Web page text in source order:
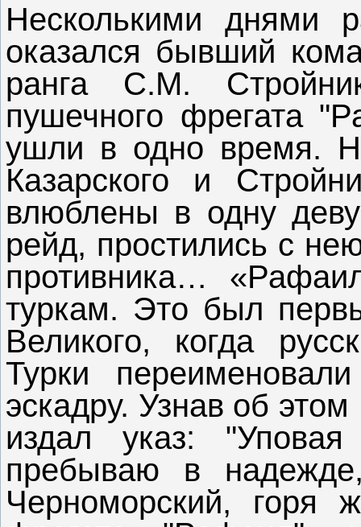
Несколькими днями
оказался бывший
ранга С.М.
пушечного фрегата
ушли в одно время.
Казарского и
влюблены в одну
рейд, простились с
противника…
туркам. Это был
Великого, когда
Турки
эскадру. Узнав об
издал указ:
пребываю в
Черноморский, горя